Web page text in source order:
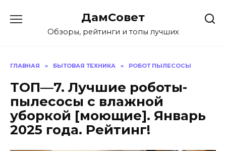
содержанию
ДамСовет
Обзоры, рейтинги и топы лучших
ГЛАВНАЯ » БЫТОВАЯ ТЕХНИКА » РОБОТ ПЫЛЕСОСЫ
ТОП—7. Лучшие роботы-
пылесосы с влажной
уборкой [моющие]. Январь
2025 года. Рейтинг!